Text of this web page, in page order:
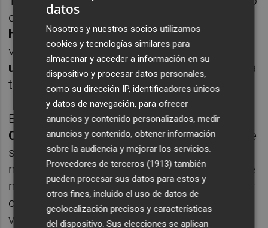
que
«ha sido una carrera muy difícil. Ha
habido muchos adelantamientosy la última
vuelta ha sido increíble.El equipo ha hecho
un gran trabajo,
así que les doy las gracias a
todos».
En cuanto a laHawkers European Talent
Cup
David Gonzálezha debutado este fin de
semana en la categoría y ha hecho una
magnífica actuación. Desde el primer día fue
mejorando sus tiempos sesión tras sesión y
consiguió clasificarse el sábado como
vigésimo. A pesar de salir desde esa
datos
Nosotros y nuestros socios utilizamos
cookies y tecnologías similares para
almacenar y acceder a información en su
dispositivo y procesar datos personales,
como su dirección IP, identificadores únicos
y datos de navegación, para ofrecer
anuncios y contenido personalizados, medir
anuncios y contenido, obtener información
sobre la audiencia y mejorar los servicios.
Proveedores de terceros (1913) también
pueden procesar sus datos para estos y
otros fines, incluido el uso de datos de
geolocalización precisos y características
del dispositivo. Sus elecciones se aplican